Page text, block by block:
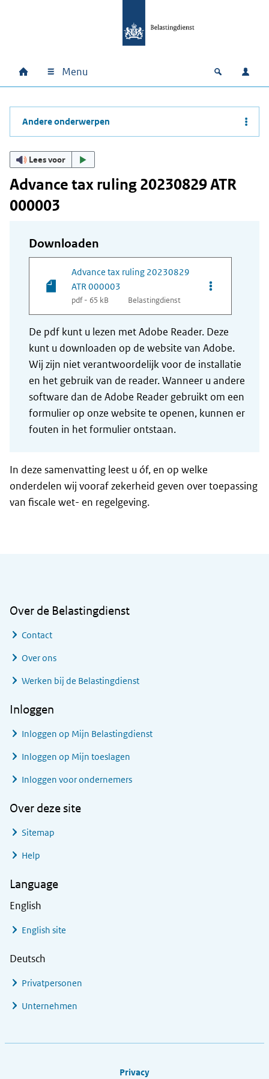
Hoofdnavigatie
Home Menu Open
Andere onderwerpen
Lees voor
Advance tax ruling 20230829 ATR
000003
Downloaden
Advance tax ruling 20230829
ATR 000003
pdf - 65 kB Belastingdienst
Opties van
De pdf kunt u lezen met Adobe Reader. Deze
kunt u downloaden op de website van Adobe.
Wij zijn niet verantwoordelijk voor de installatie
en het gebruik van de reader. Wanneer u andere
software dan de Adobe Reader gebruikt om een
formulier op onze website te openen, kunnen er
fouten in het formulier ontstaan.
In deze samenvatting leest u óf, en op welke
onderdelen wij vooraf zekerheid geven over toepassing
van fiscale wet- en regelgeving.
Over de Belastingdienst
Contact
Over ons
Werken bij de Belastingdienst
Inloggen
Inloggen op Mijn Belastingdienst
Inloggen op Mijn toeslagen
Inloggen voor ondernemers
Over deze site
Sitemap
Help
Language
English
English site
Deutsch
Privatpersonen
Unternehmen
Privacy